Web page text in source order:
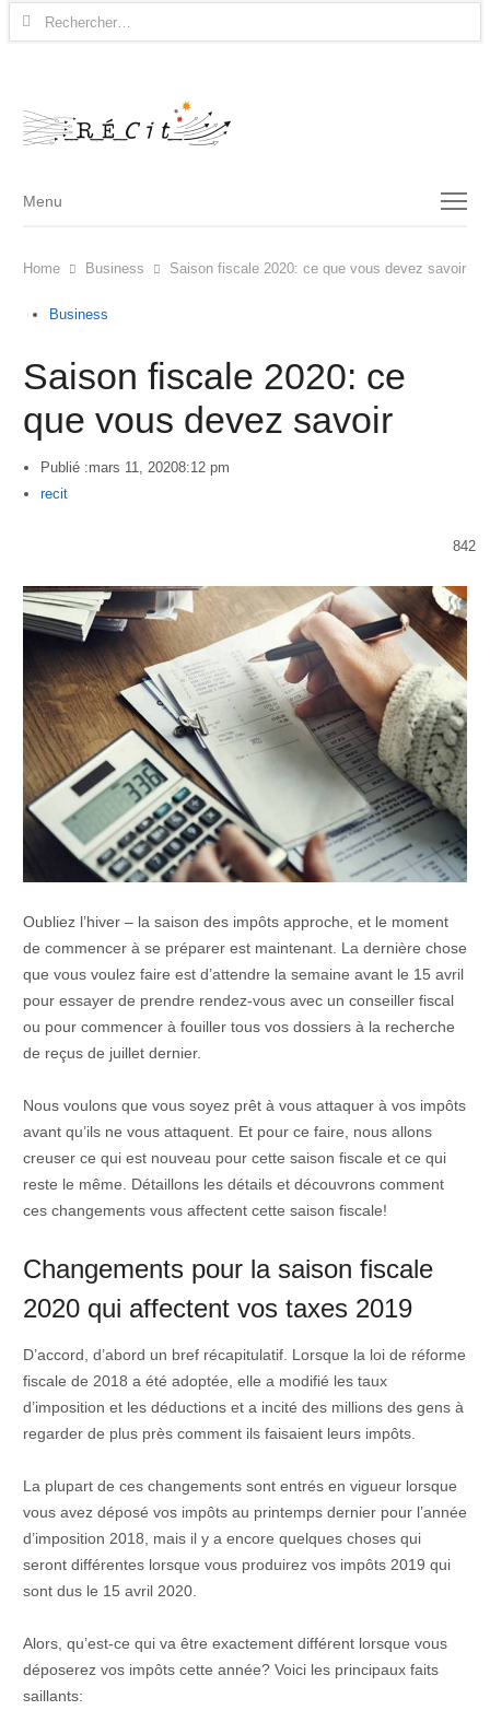
Rechercher :
Menu
Menu
Home Business Saison fiscale 2020: ce que vous devez savoir
Business
Saison fiscale 2020: ce
que vous devez savoir
Publié :mars 11, 20208:12 pm
Author
recit
842
Oubliez l’hiver – la saison des impôts approche, et le moment
de commencer à se préparer est maintenant. La dernière chose
que vous voulez faire est d’attendre la semaine avant le 15 avril
pour essayer de prendre rendez-vous avec un conseiller fiscal
ou pour commencer à fouiller tous vos dossiers à la recherche
de reçus de juillet dernier.
Nous voulons que vous soyez prêt à vous attaquer à vos impôts
avant qu’ils ne vous attaquent. Et pour ce faire, nous allons
creuser ce qui est nouveau pour cette saison fiscale et ce qui
reste le même. Détaillons les détails et découvrons comment
ces changements vous affectent cette saison fiscale!
Changements pour la saison fiscale
2020 qui affectent vos taxes 2019
D’accord, d’abord un bref récapitulatif. Lorsque la loi de réforme
fiscale de 2018 a été adoptée, elle a modifié les taux
d’imposition et les déductions et a incité des millions des gens à
regarder de plus près comment ils faisaient leurs impôts.
La plupart de ces changements sont entrés en vigueur lorsque
vous avez déposé vos impôts au printemps dernier pour l’année
d’imposition 2018, mais il y a encore quelques choses qui
seront différentes lorsque vous produirez vos impôts 2019 qui
sont dus le 15 avril 2020.
Alors, qu’est-ce qui va être exactement différent lorsque vous
déposerez vos impôts cette année? Voici les principaux faits
saillants: